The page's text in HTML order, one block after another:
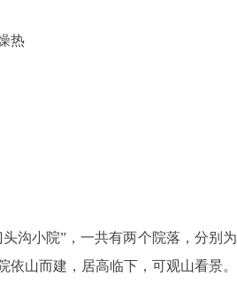
热
小院”，一共有两个院落，分别为
依山而建，居高临下，可观山看景。